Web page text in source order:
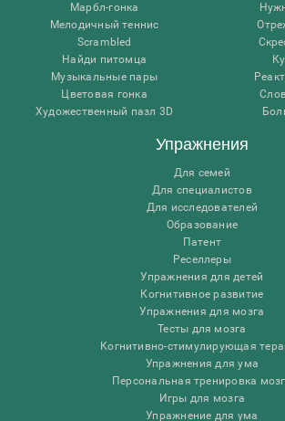
Марбл-гонка
Мелодичный теннис
Scrambled
Найди питомца
Музыкальные пары
Цветовая гонка
Художественный пазл 3D
Упражнения
Для семей
Для специалистов
Для исследователей
Образование
Патент
Реселлеры
Упражнения для детей
Когнитивное развитие
Упражнения для мозга
Тесты для мозга
Когнитивно-стимулирующая
Упражнения для ума
Персональная тренировка
Игры для мозга
Упражнение для ума